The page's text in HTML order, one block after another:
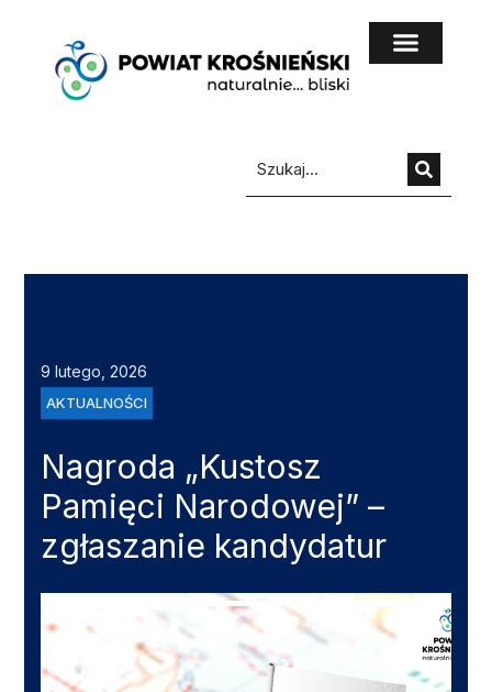
9 lutego, 2026
AKTUALNOŚCI
Nagroda „Kustosz
Pamięci Narodowej” –
zgłaszanie kandydatur